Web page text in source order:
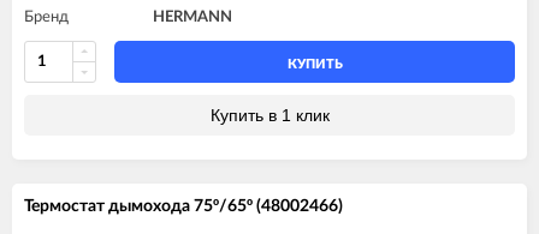
Бренд HERMANN
КУПИТЬ
Купить в 1 клик
Термостат дымохода 75º/65º (48002466)